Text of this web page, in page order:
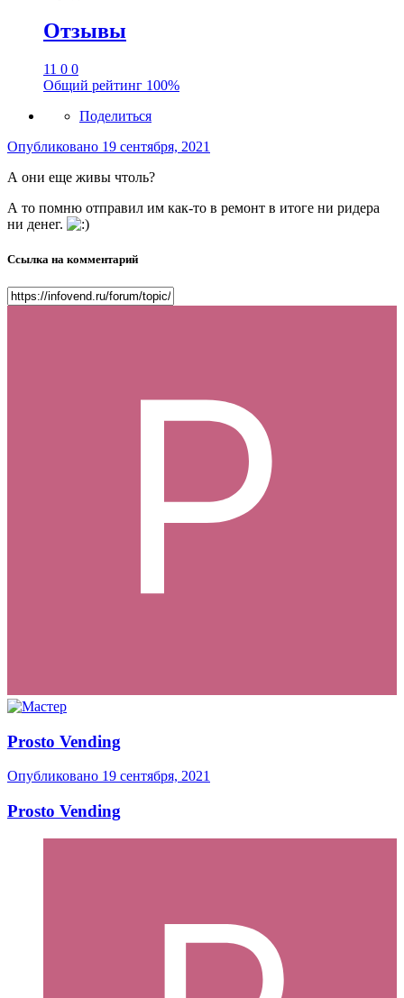
Отзывы
11 0 0
Общий рейтинг 100%
Поделиться
Опубликовано 19 сентября, 2021
А они еще живы чтоль?
А то помню отправил им как-то в ремонт в итоге ни ридера
ни денег.
Ссылка на комментарий
Prosto Vending
Опубликовано 19 сентября, 2021
Prosto Vending